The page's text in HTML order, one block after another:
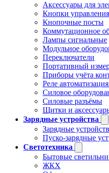
Аксессуары для
Кнопки управления
Кнопочные посты
Коммутационное
Лампы сигнальные
Модульное
Переключатели
Портативный
Приборы учёта
Реле
Силовое
Силовые разъёмы
Щитки и
Зарядные устройства
Зарядные
Пуско-зарядные
Светотехника
Бытовые
ЖКХ